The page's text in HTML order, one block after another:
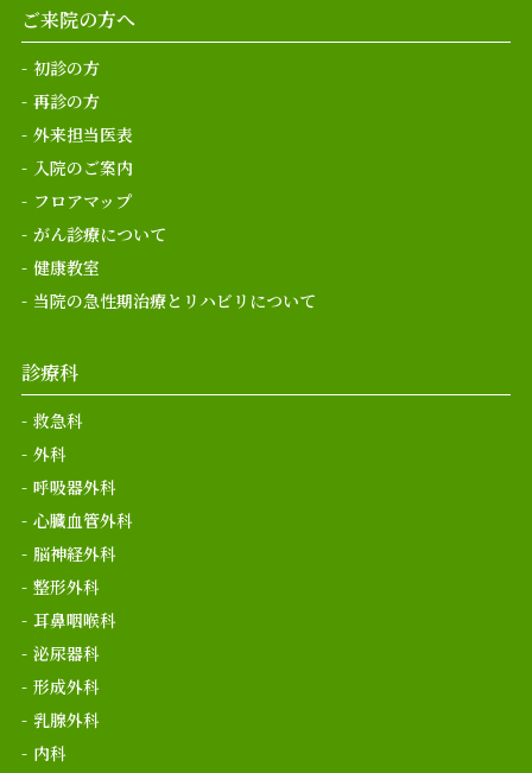
ご来院の方へ
初診の方
再診の方
外来担当医表
入院のご案内
フロアマップ
がん診療について
健康教室
当院の急性期治療とリハビリについて
診療科
救急科
外科
呼吸器外科
心臓血管外科
脳神経外科
整形外科
耳鼻咽喉科
泌尿器科
形成外科
乳腺外科
内科